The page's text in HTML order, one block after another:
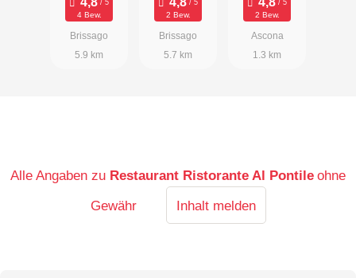
4 Bew.
Brissago
5.9 km
Via Gabietta
3, 6614
Brissago
2 Bew.
Brissago
5.7 km
2 Bew.
Ascona
1.3 km
Alle Angaben zu Restaurant Ristorante Al Pontile ohne
Gewähr
Inhalt melden